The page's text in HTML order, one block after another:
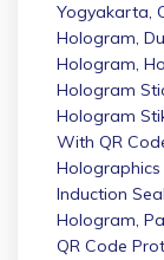
Yogyakarta,
Hologram,
Hologram,
Hologram
Hologram
With QR
Holographics
Induction
Hologram,
QR Code